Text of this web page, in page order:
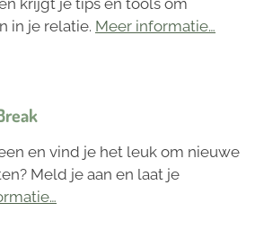
in je relatie. Meer informatie…
en vind je het leuk om nieuwe
Meld je aan en laat je